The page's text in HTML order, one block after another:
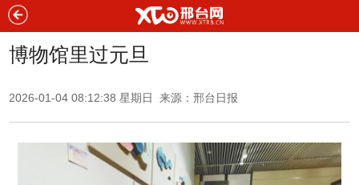
博物馆里过元旦
2026-01-04 08:12:38 星期日 来源：邢台日报